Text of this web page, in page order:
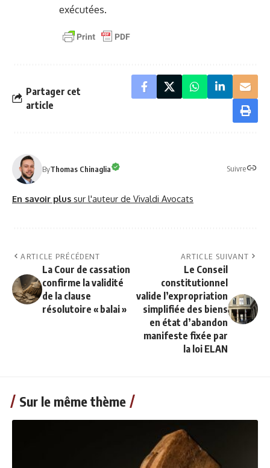
exécutées.
Partager cet
article
ByThomas Chinaglia Suivre
En savoir plus sur l'auteur de Vivaldi Avocats
ARTICLE PRÉCÉDENT
La Cour de cassation
confirme la validité
de la clause
résolutoire « balai »
ARTICLE SUIVANT
Le Conseil
constitutionnel
valide l’expropriation
simplifiée des biens
en état d’abandon
manifeste fixée par
la loi ELAN
Sur le même thème